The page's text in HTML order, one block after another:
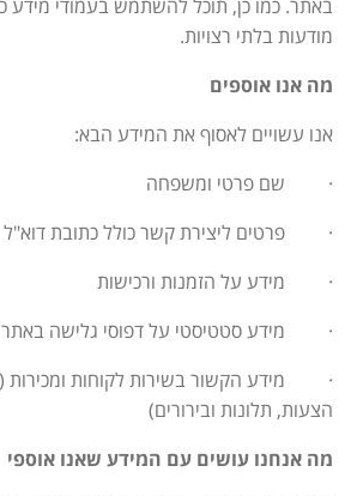
באתר. כמו כן, תוכל להשתמש בעמודי מידע
מודעות בלתי רצויות.
מה אנו אוספים
אנו עשויים לאסוף את המידע הבא:
· שם פרטי ומשפחה
· פרטים ליצירת קשר כולל כתובת דוא"ל
· מידע על הזמנות ורכישות
· מידע סטטיסטי על דפוסי גלישה באתר
· מידע הקשור בשירות לקוחות ומכירות
הצעות, תלונות ובירורים)
מה אנחנו עושים עם המידע שאנו אוספי